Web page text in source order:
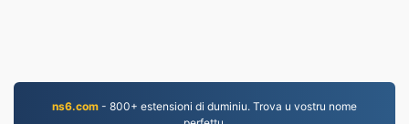
ns6.com - 800+ estensioni di duminiu. Trova u vostru nome